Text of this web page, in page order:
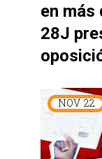
en más
28J
NOV 22